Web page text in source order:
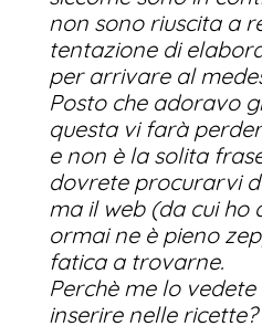
non sono riuscita a
tentazione di
per arrivare al
Posto che adoravo
questa vi farà
e non è la solita
dovrete procurarvi
ma il web (da cui ho
ormai ne è pieno
fatica a trovarne.
Perchè me lo
inserire nelle